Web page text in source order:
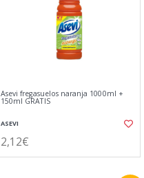
Asevi fregasuelos naranja 1000ml +
150ml GRATIS
ASEVI
2,12€